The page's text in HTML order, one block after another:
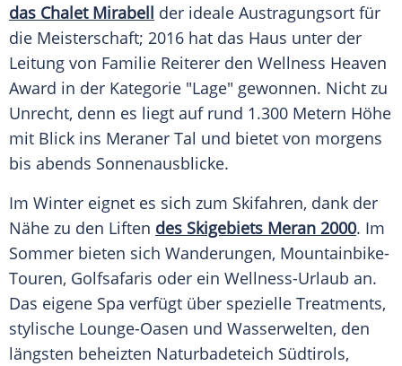
das Chalet Mirabell der ideale Austragungsort für
die Meisterschaft; 2016 hat das Haus unter der
Leitung von Familie Reiterer den Wellness Heaven
Award in der Kategorie "Lage" gewonnen. Nicht zu
Unrecht, denn es liegt auf rund 1.300 Metern Höhe
mit Blick ins Meraner Tal und bietet von morgens
bis abends Sonnenausblicke.
Im Winter eignet es sich zum Skifahren, dank der
Nähe zu den Liften des Skigebiets Meran 2000. Im
Sommer bieten sich Wanderungen, Mountainbike-
Touren, Golfsafaris oder ein Wellness-Urlaub an.
Das eigene Spa verfügt über spezielle Treatments,
stylische Lounge-Oasen und Wasserwelten, den
längsten beheizten Naturbadeteich Südtirols,